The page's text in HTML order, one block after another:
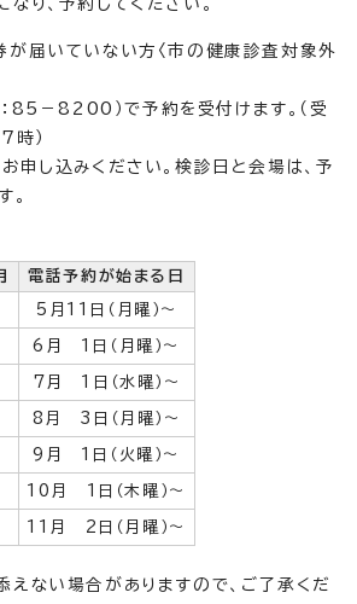
り、予約してください。
が届いていない方〈市の健康診査対象外
85－8200）で予約を受付けます。（受
時）
申し込みください。検診日と会場は、予
。
電話予約が始まる日
5月11日（月曜）～
6月 1日（月曜）～
7月 1日（水曜）～
8月 3日（月曜）～
9月 1日（火曜）～
10月 1日（木曜）～
11月 2日（月曜）～
ない場合がありますので、ご了承くだ